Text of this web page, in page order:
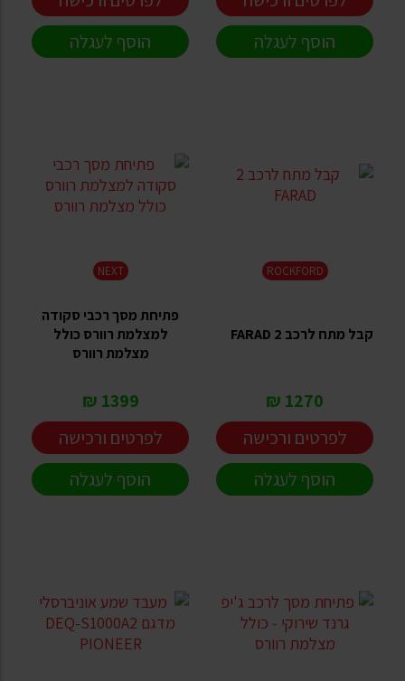
הוסף לעגלה
הוסף לעגלה
ROCKFORD
קבל מתח לרכב 2 FARAD
1270 ₪
לפרטים ורכישה
הוסף לעגלה
NEXT
פתיחת מסך רכבי סקודה
למצלמת רוורס כולל
מצלמת רוורס
1399 ₪
לפרטים ורכישה
הוסף לעגלה